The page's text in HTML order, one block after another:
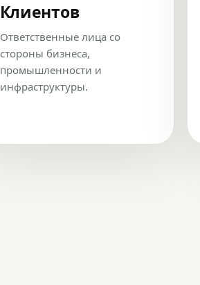
Клиентов
Ответственные лица со
стороны бизнеса,
промышленности и
инфраструктуры.